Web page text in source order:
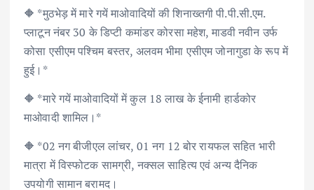
🔶 *मुठभेड़ में मारे गयें माओवादियों की शिनाख्तगी पी.पी.सी.एम.
प्लाटून नंबर 30 के डिप्टी कमांडर कोरसा महेश, माडवी नवीन उर्फ
कोसा एसीएम पश्चिम बस्तर, अलवम भीमा एसीएम जोनागुडा के रूप में
हुई।*
🔶 *मारे गयें माओवादियों में कुल 18 लाख के ईनामी हार्डकोर
माओवादी शामिल।*
🔶 *02 नग बीजीएल लांचर, 01 नग 12 बोर रायफल सहित भारी
मात्रा में विस्फोटक सामग्री, नक्सल साहित्य एवं अन्य दैनिक
उपयोगी सामान बरामद।